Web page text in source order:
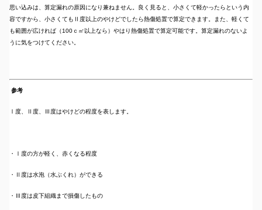
思い込みは、算定漏れの原因になり兼ねません。良く見ると、小さくて軽かったらという内
容ですから、小さくてもⅡ度以上のやけどでしたら熱傷処置で算定できます。また、軽くて
も範囲が広ければ（100ｃ㎡以上なら）やはり熱傷処置で算定可能です。算定漏れのないよ
うに気をつけてください。
参考
Ⅰ度、Ⅱ度、Ⅲ度はやけどの程度を表します。
・Ⅰ度の方が軽く、赤くなる程度
・Ⅱ度は水泡（水ぶくれ）ができる
・Ⅲ度は皮下組織まで損傷したもの